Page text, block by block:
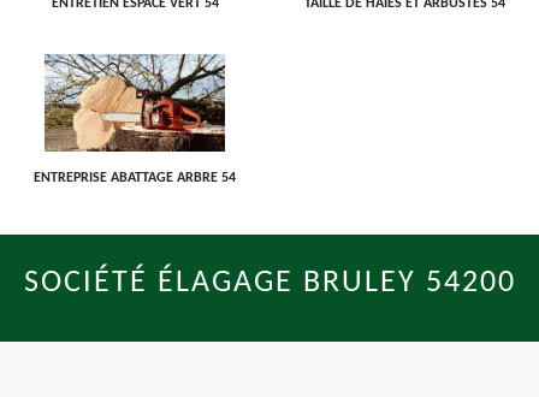
ENTRETIEN ESPACE VERT 54 TAILLE DE HAIES ET ARBUSTES 54
ENTREPRISE ABATTAGE ARBRE 54
SOCIÉTÉ ÉLAGAGE BRULEY 54200